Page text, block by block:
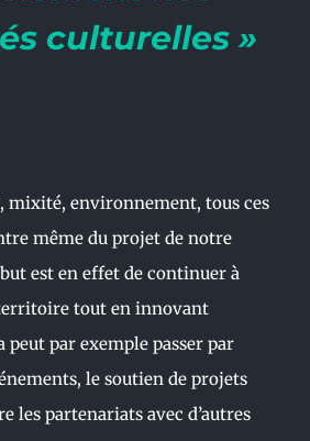
culturelles »
mixité, environnement, tous ces
même du projet de notre
est en effet de continuer à
tout en innovant
peut par exemple passer par
le soutien de projets
les partenariats avec d’autres